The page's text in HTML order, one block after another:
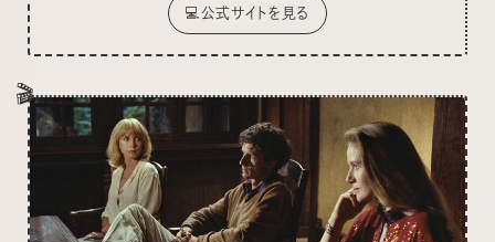
💻公式サイトを見る
🎬